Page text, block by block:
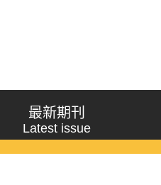
最新期刊
Latest issue